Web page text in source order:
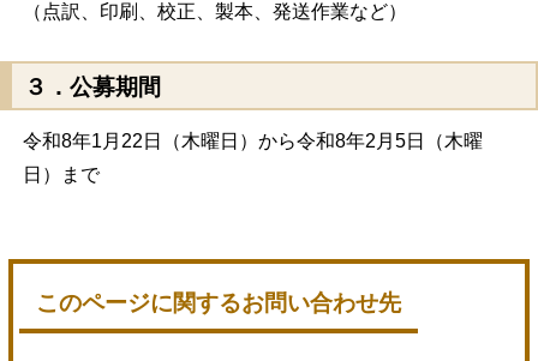
（点訳、印刷、校正、製本、発送作業など）
３．公募期間
令和8年1月22日（木曜日）から令和8年2月5日（木曜
日）まで
このページに関するお問い合わせ先